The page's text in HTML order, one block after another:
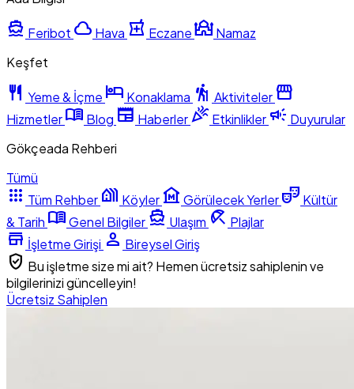
directions_boat Feribot cloud Hava local_pharmacy EczanemosqueNamaz
Keşfet
restaurant Yeme & İçme hotel Konaklama hiking Aktiviteler storefront
Hizmetlermenu_book Blog newspaper Haberler celebrationEtkinlikler campaign Duyurular
Gökçeada Rehberi
Tümü
apps Tüm Rehber holiday_village Köyler museum Görülecek Yerlertheater_comedy Kültür
& Tarih menu_bookGenel Bilgiler directions_boat Ulaşım beach_access Plajlar
store İşletme Girişi person Bireysel Giriş
verified_user Bu işletme size mi ait? Hemen ücretsiz sahiplenin ve
bilgilerinizi güncelleyin!
Ücretsiz Sahiplen